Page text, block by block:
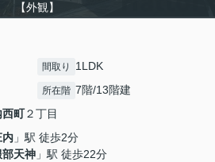
【外観】
間取り 1LDK
所在階 7階/13階建
西町２丁目
内 」駅 徒歩2分
部天神 」駅 徒歩22分